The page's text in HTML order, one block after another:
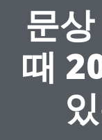
문
때